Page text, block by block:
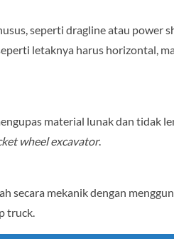
seperti dragline atau power
letaknya harus horizontal,
material lunak dan tidak
wheel excavator.
secara mekanik dengan
truck.